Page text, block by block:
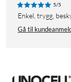
5/5
enkel, trygg,
Gå til